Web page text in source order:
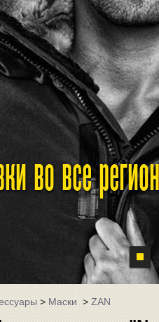
во все
>Маски>ZAN